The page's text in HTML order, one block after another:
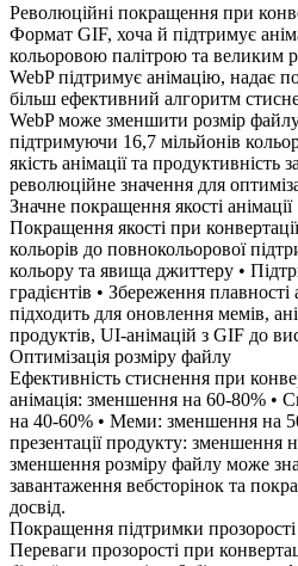
Революційні покращення при
Формат GIF, хоча й підтримує
кольоровою палітрою та великим
WebP підтримує анімацію, надає
більш ефективний алгоритм
WebP може зменшити розмір
підтримуючи 16,7 мільйонів
якість анімації та
революційне значення для
Значне покращення якості анімації
Покращення якості при
кольорів до повнокольорової
кольору та явища джиттеру •
градієнтів • Збереження
підходить для оновлення мемів,
продуктів, UI-анімацій з GIF до
Оптимізація розміру файлу
Ефективність стиснення при
анімація: зменшення на 60-80% •
на 40-60% • Меми: зменшення на
презентації продукту: зменшення
зменшення розміру файлу може
завантаження вебсторінок та
досвід.
Покращення підтримки прозорості
Переваги прозорості при